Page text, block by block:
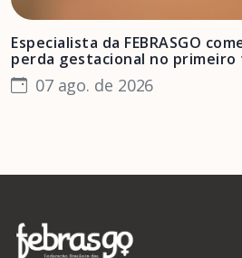
Especialista da FEBRASGO
perda gestacional no
07 ago. de 2026